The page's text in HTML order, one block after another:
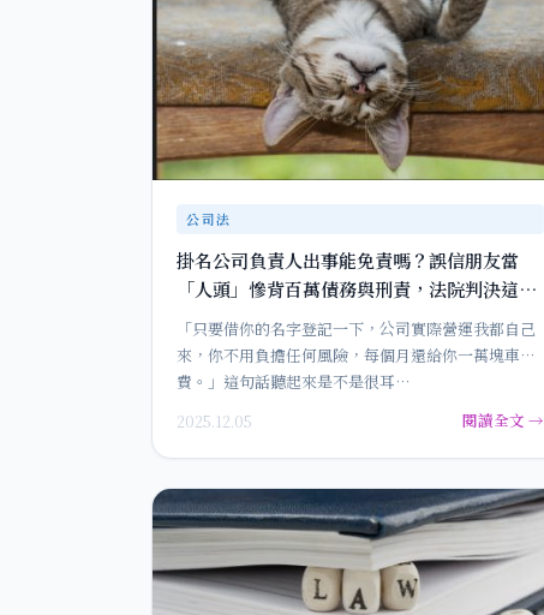
公司法
掛名公司負責人出事能免責嗎？誤信朋友當
「人頭」慘背百萬債務與刑責，法院判決這樣
說！
「只要借你的名字登記一下，公司實際營運我都自己
來，你不用負擔任何風險，每個月還給你一萬塊車馬
費。」這句話聽起來是不是很耳…
2025.12.05 閱讀全文 →